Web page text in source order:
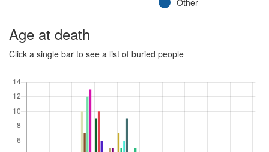
(Continuation War)
1. komppania
(Continuation War)
Linnoituspataljoona 5,
2. komppania
Other
Age at death
Click a single bar to see a list of buried people